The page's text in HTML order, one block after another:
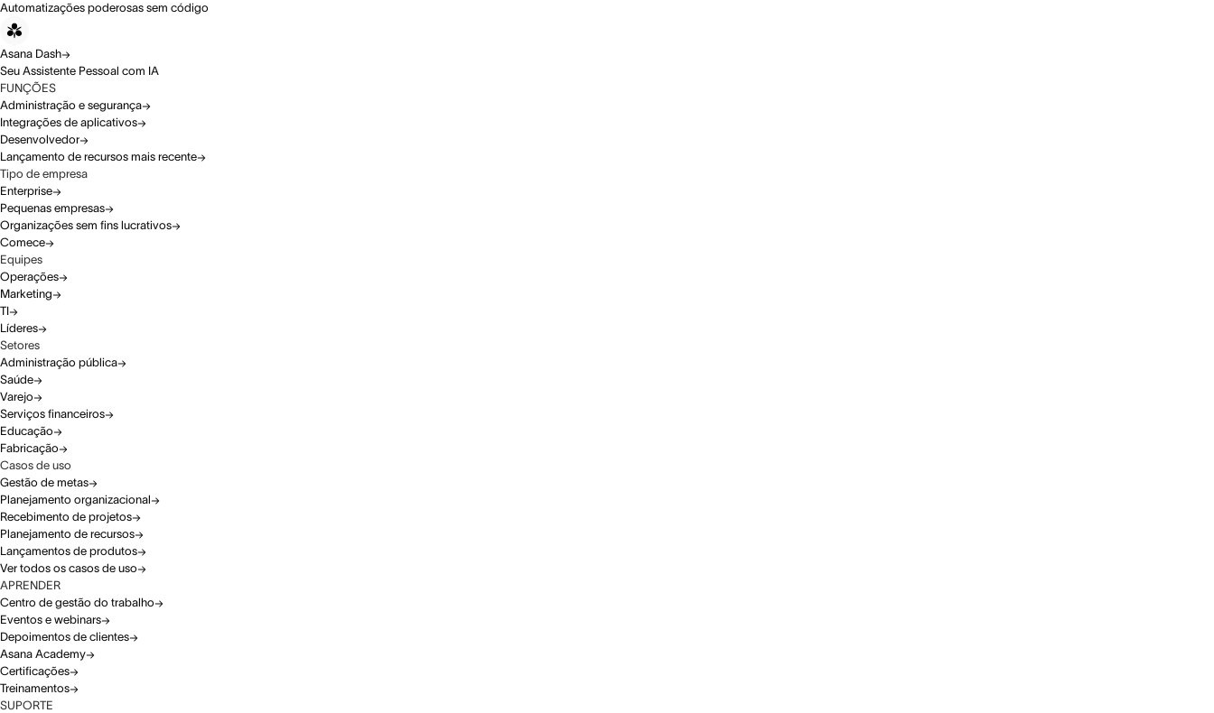
Automatizações poderosas sem código
Asana Dash
Seu Assistente Pessoal com IA
FUNÇÕES
Administração e segurança
Integrações de aplicativos
Desenvolvedor
Lançamento de recursos mais recente
Tipo de empresa
Enterprise
Pequenas empresas
Organizações sem fins lucrativos
Comece
Equipes
Operações
Marketing
TI
Líderes
Setores
Administração pública
Saúde
Varejo
Serviços financeiros
Educação
Fabricação
Casos de uso
Gestão de metas
Planejamento organizacional
Recebimento de projetos
Planejamento de recursos
Lançamentos de produtos
Ver todos os casos de uso
APRENDER
Centro de gestão do trabalho
Eventos e webinars
Depoimentos de clientes
Asana Academy
Certificações
Treinamentos
SUPORTE